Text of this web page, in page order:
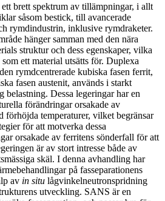
brett spektrum av tillämpningar, i allt
såsom bestick, till avancerade
rymdindustrin, inklusive rymdraketer.
hänger samman med den nära
struktur och dess egenskaper, vilka
ett material utsätts för. Duplexa
rymdcentrerade kubiska fasen ferrit,
fasen austenit, används i starkt
Dessa legeringar har en
förändringar orsakade av
förhöjda temperaturer, vilket begränsar
för att motverka dessa
orsakade av ferritens sönderfall för att
är av stort intresse både av
skäl. I denna avhandling har
på fasseparationens
av in situ lågvinkelneutronspridning
utveckling. SANS är en